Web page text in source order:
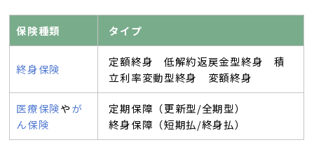
保険種類 タイプ
終身保険
定額終身 低解約返戻金型終身 積
立利率変動型終身 変額終身
医療保険やが
ん保険
定期保障（更新型/全期型）
終身保障（短期払/終身払）